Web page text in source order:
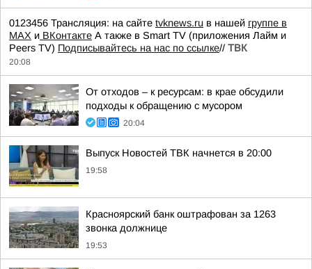
0123456 Трансляция: на сайте tvknews.ru в нашей группе в
МАХ и ВКонтакте А также в Smart TV (приложения Лайм и
Peers TV) Подписывайтесь на нас по ссылке// ТВК
20:08
От отходов – к ресурсам: в крае обсудили
подходы к обращению с мусором
20:04
Выпуск Новостей ТВК начнется в 20:00
19:58
Красноярский банк оштрафован за 1263
звонка должнице
19:53